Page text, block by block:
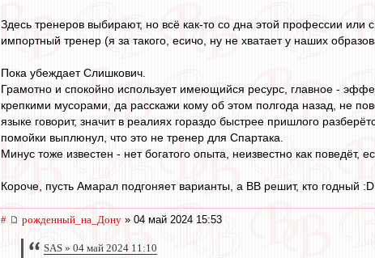
Здесь тренеров выбирают, но всё как-то со дна этой профессии
импортный тренер (я за такого, есичо, ну не хватает у наших
Пока убеждает Слишкович.
Грамотно и спокойно использует имеющийся ресурс, главное -
крепкими мусорами, да расскажи кому об этом полгода назад, не
языке говорит, значит в реалиях гораздо быстрее пришлого
помойки выплюнул, что это не тренер для Спартака.
Минус тоже известен - нет богатого опыта, неизвестно как поведёт,
Короче, пусть Амарал подгоняет варианты, а ВВ решит, кто годный :D
# рожденный_на_Дону » 04 май 2024 15:53
SAS » 04 май 2024 11:10